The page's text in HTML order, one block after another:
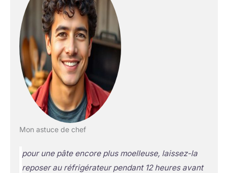
Mon astuce de chef
pour une pâte encore plus moelleuse, laissez-la
reposer au réfrigérateur pendant 12 heures avant